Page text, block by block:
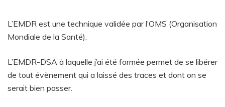
L’EMDR est une technique validée par l’OMS (Organisation
Mondiale de la Santé).
L’EMDR-DSA à laquelle j’ai été formée permet de se libérer
de tout évènement qui a laissé des traces et dont on se
serait bien passer.